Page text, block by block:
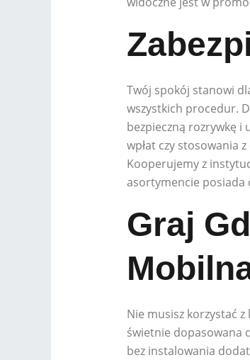
Twój spokój stanowi
wszystkich procedur.
bezpieczną rozrywkę i
wpłat czy stosowania
Kooperujemy z
asortymencie posiada
Graj
Nie musisz korzystać
świetnie dopasowana
bez instalowania